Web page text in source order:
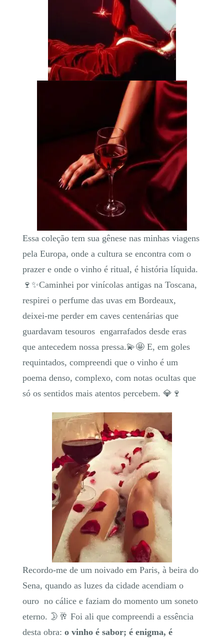
Essa coleção tem sua gênese nas minhas viagens
pela Europa, onde a cultura se encontra com o
prazer e onde o vinho é ritual, é história líquida.
🍷✨Caminhei por vinícolas antigas na Toscana,
respirei o perfume das uvas em Bordeaux,
deixei-me perder em caves centenárias que
guardavam tesouros engarrafados desde eras
que antecedem nossa pressa.💫🤩 E, em goles
requintados, compreendi que o vinho é um
poema denso, complexo, com notas ocultas que
só os sentidos mais atentos percebem. 💎🍷
Recordo-me de um noivado em Paris, à beira do
Sena, quando as luzes da cidade acendiam o
ouro no cálice e faziam do momento um soneto
eterno. 🌛🥂 Foi ali que compreendi a essência
desta obra: o vinho é sabor; é enigma, é